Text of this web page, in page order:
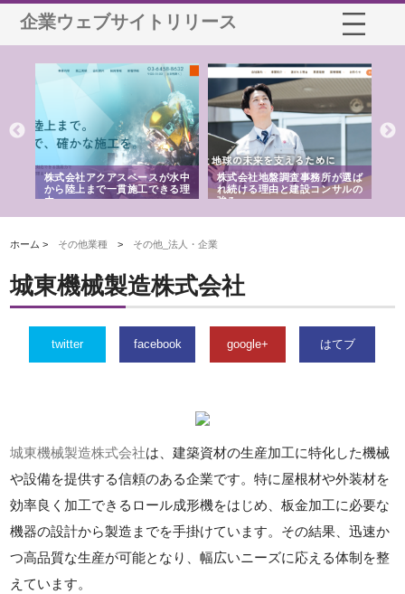
企業ウェブサイトリリース
株式会社アクアスペースが水中
から陸上まで一貫施工できる理
由
株式会社地盤調査事務所が選ば
れ続ける理由と建設コンサルの
強み
ホーム > その他業種 > その他_法人・企業
城東機械製造株式会社
twitter facebook google+ はてブ
城東機械製造株式会社は、建築資材の生産加工に特化した機械
や設備を提供する信頼のある企業です。特に屋根材や外装材を
効率良く加工できるロール成形機をはじめ、板金加工に必要な
機器の設計から製造までを手掛けています。その結果、迅速か
つ高品質な生産が可能となり、幅広いニーズに応える体制を整
えています。